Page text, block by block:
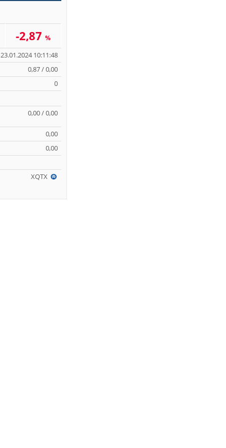
-2,87 %
23.01.2024 10:11:48
0,87 / 0,00
0
0,00 / 0,00
0,00
0,00
XQTX